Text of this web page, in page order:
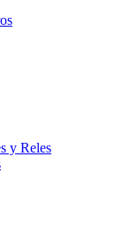
y Reles